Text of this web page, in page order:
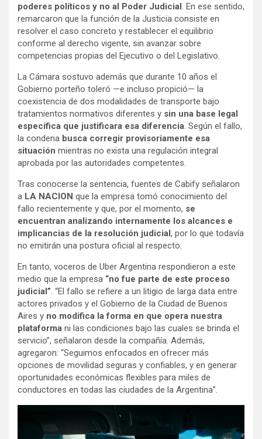
poderes políticos y no al Poder Judicial. En ese sentido,
remarcaron que la función de la Justicia consiste en
resolver el caso concreto y restablecer el equilibrio
conforme al derecho vigente, sin avanzar sobre
competencias propias del Ejecutivo o del Legislativo.
La Cámara sostuvo además que durante 10 años el
Gobierno porteño toleró —e incluso propició— la
coexistencia de dos modalidades de transporte bajo
tratamientos normativos diferentes y sin una base legal
específica que justificara esa diferencia. Según el fallo,
la condena busca corregir provisoriamente esa
situación mientras no exista una regulación integral
aprobada por las autoridades competentes.
Tras conocerse la sentencia, fuentes de Cabify señalaron
a LA NACION que la empresa tomó conocimiento del
fallo recientemente y que, por el momento, se
encuentran analizando internamente los alcances e
implicancias de la resolución judicial, por lo que todavía
no emitirán una postura oficial al respecto.
En tanto, voceros de Uber Argentina respondieron a este
medio que la empresa “no fue parte de este proceso
judicial”. “El fallo se refiere a un litigio de larga data entre
actores privados y el Gobierno de la Ciudad de Buenos
Aires y no modifica la forma en que opera nuestra
plataforma ni las condiciones bajo las cuales se brinda el
servicio”, señalaron desde la compañía. Además,
agregaron: “Seguimos enfocados en ofrecer más
opciones de movilidad seguras y confiables, y en generar
oportunidades económicas flexibles para miles de
conductores en todas las ciudades de la Argentina”.